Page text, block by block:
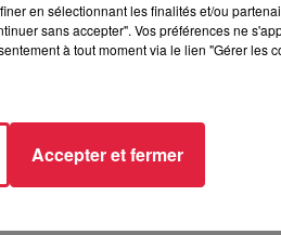
en sélectionnant les finalités et/ou
sans accepter". Vos préférences ne
à tout moment via le lien "Gérer les
Accepter et fermer